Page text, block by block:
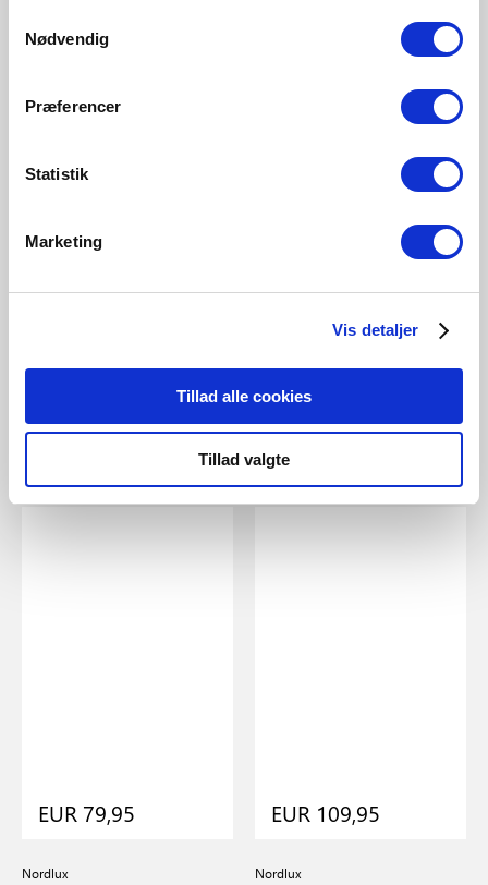
Nødvendig
Præferencer
Statistik
Marketing
Vis detaljer
Tillad alle cookies
Tillad valgte
Kettle To-Go Tripod 31 |
Accessoire | Nature (marron)
Kettle To-Go Tripod 31 |
Accessoire | Noir
EUR 79,95
Nordlux
EUR 109,95
Nordlux